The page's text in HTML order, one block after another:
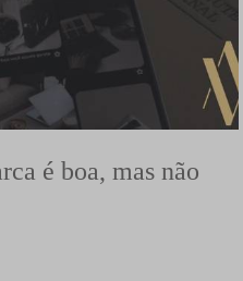
é boa, mas não